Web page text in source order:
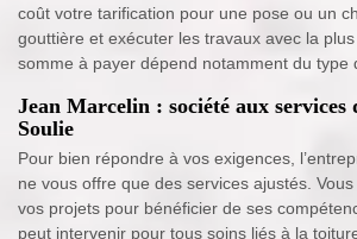
coût votre tarification pour une pose ou un
gouttière et exécuter les travaux avec la
somme à payer dépend notamment du type
Jean Marcelin : société aux services
Soulie
Pour bien répondre à vos exigences,
ne vous offre que des services ajustés. Vous
vos projets pour bénéficier de ses
peut intervenir pour tous soins liés à la